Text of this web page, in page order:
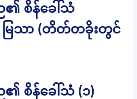
၏ စိန်ခေါ်သံ
မြသာ (တိတ်တခိုးတွင်
၏ စိန်ခေါ်သံ (၁)